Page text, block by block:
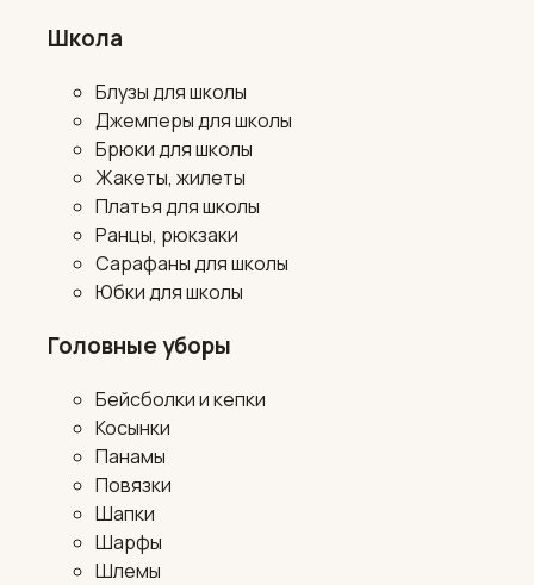
Школа
Блузы для школы
Джемперы для школы
Брюки для школы
Жакеты, жилеты
Платья для школы
Ранцы, рюкзаки
Сарафаны для школы
Юбки для школы
Головные уборы
Бейсболки и кепки
Косынки
Панамы
Повязки
Шапки
Шарфы
Шлемы